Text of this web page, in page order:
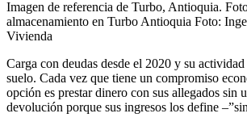
Imagen de referencia de Turbo, Antioquia.
almacenamiento en Turbo Antioquia Foto:
Vivienda
Carga con deudas desde el 2020 y su
suelo. Cada vez que tiene un compromiso
opción es prestar dinero con sus allegados sin
devolución porque sus ingresos los define